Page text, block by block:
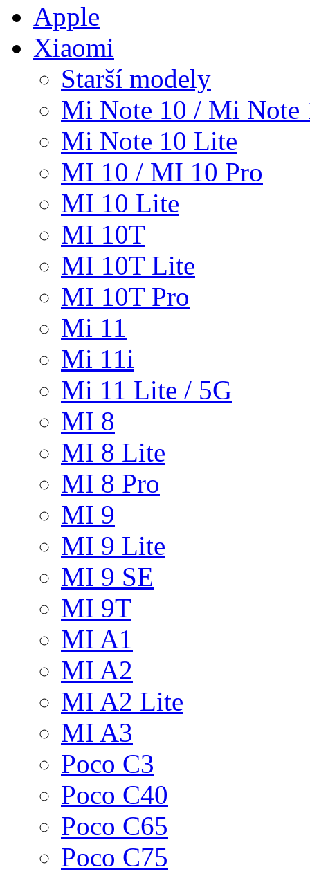
Apple
Xiaomi
Starší modely
Mi Note 10 / Mi Note
Mi Note 10 Lite
MI 10 / MI 10 Pro
MI 10 Lite
MI 10T
MI 10T Lite
MI 10T Pro
Mi 11
Mi 11i
Mi 11 Lite / 5G
MI 8
MI 8 Lite
MI 8 Pro
MI 9
MI 9 Lite
MI 9 SE
MI 9T
MI A1
MI A2
MI A2 Lite
MI A3
Poco C3
Poco C40
Poco C65
Poco C75